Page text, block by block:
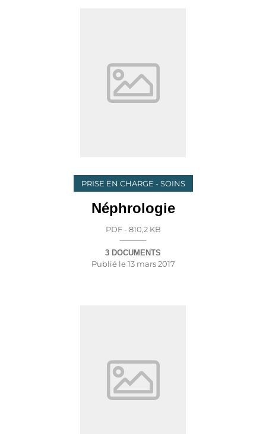
PRISE EN CHARGE - SOINS
Néphrologie
PDF - 810,2 KB
3 DOCUMENTS
Publié le13 mars 2017